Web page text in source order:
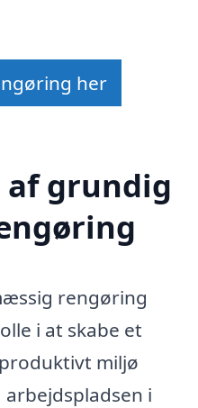
her
grundig
rengøring
i at skabe et
miljø
i